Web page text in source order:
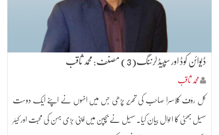
ڈیوائن کوڈ اور سپیڈ لرننگ(3) مصنف: محمد ثاقب
محمد ثاقب
کل رؤف کلاسرا صاحب کی تحریر پڑھی جس میں انہوں نے اپنے ایک دوست
سہیل بھٹی کا احوال بیان کیا۔ سہیل نے بچپن میں اپنی بڑی بہن کی محبت اور کیئر